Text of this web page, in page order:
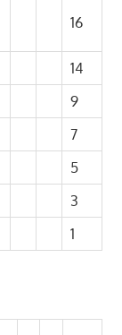
16
14
9
7
5
3
1